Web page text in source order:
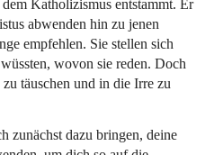
Katholizismus entstammt. Er
abwenden hin zu jenen
empfehlen. Sie stellen sich
wovon sie reden. Doch
täuschen und in die Irre zu
zunächst dazu bringen, deine